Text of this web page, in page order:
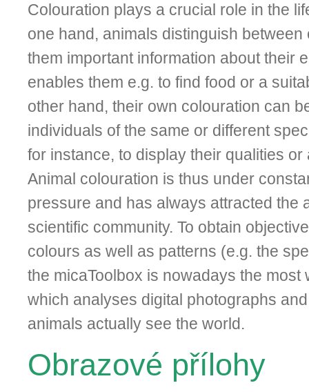
Colouration plays a crucial role in the
one hand, animals dis­tinguish
them important information about their
enables them e.g. to find food or a
other hand, their own colouration can
individuals of the same or different
for instance, to display their qualities or
Animal co­louration is thus under
pressure and has always attracted the
scientific community. To obtain
colours as well as patterns (e.g. the
the micaToolbox is nowadays the most
which analyses digital photographs
animals actually see the world.
Obrazové přílohy